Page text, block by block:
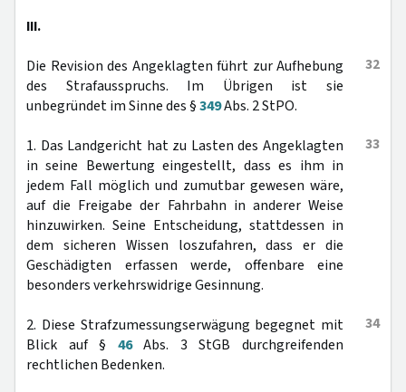
III.
32
Die Revision des Angeklagten führt zur Aufhebung
des Strafausspruchs. Im Übrigen ist sie
unbegründet im Sinne des §349Abs. 2 StPO.
33
1. Das Landgericht hat zu Lasten des Angeklagten
in seine Bewertung eingestellt, dass es ihm in
jedem Fall möglich und zumutbar gewesen wäre,
auf die Freigabe der Fahrbahn in anderer Weise
hinzuwirken. Seine Entscheidung, stattdessen in
dem sicheren Wissen loszufahren, dass er die
Geschädigten erfassen werde, offenbare eine
besonders verkehrswidrige Gesinnung.
34
2. Diese Strafzumessungserwägung begegnet mit
Blick auf § 46Abs. 3 StGB durchgreifenden
rechtlichen Bedenken.